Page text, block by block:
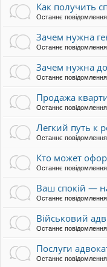
Как получить
Останнє повідомлення
Зачем нужна
Останнє повідомлення
Зачем нужна
Останнє повідомлення
Продажа
Останнє повідомлення
Легкий путь к
Останнє повідомлення
Кто может
Останнє повідомлення
Ваш спокій —
Останнє повідомлення
Військовий
Останнє повідомлення
Послуги
Останнє повідомлення